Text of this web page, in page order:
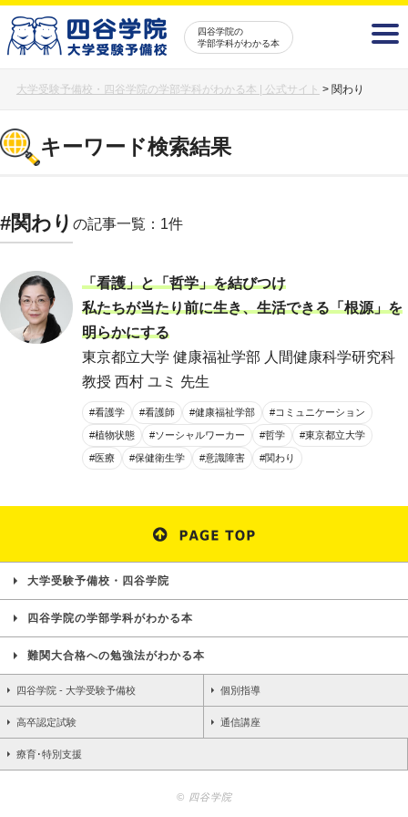
四谷学院の
学部学科がわかる本
大学受験予備校・四谷学院の学部学科がわかる本 | 公式サイト > 関わり
キーワード検索結果
#関わり の記事一覧：1件
「看護」と「哲学」を結びつけ
私たちが当たり前に生き、生活できる「根源」を
明らかにする
東京都立大学 健康福祉学部 人間健康科学研究科
教授 西村 ユミ 先生
#看護学 #看護師 #健康福祉学部 #コミュニケーション
#植物状態 #ソーシャルワーカー #哲学 #東京都立大学
#医療 #保健衛生学 #意識障害 #関わり
大学受験予備校・四谷学院
四谷学院の学部学科がわかる本
難関大合格への勉強法がわかる本
四谷学院 - 大学受験予備校 個別指導
高卒認定試験 通信講座
療育･特別支援
© 四谷学院